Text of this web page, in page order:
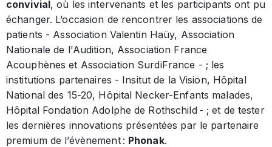
convivial, où les intervenants et les participants ont pu
échanger. L’occasion de rencontrer les associations de
patients - Association Valentin Haüy, Association
Nationale de l'Audition, Association France
Acouphènes et Association SurdiFrance - ; les
institutions partenaires - Insitut de la Vision, Hôpital
National des 15-20, Hôpital Necker-Enfants malades,
Hôpital Fondation Adolphe de Rothschild - ; et de tester
les dernières innovations présentées par le partenaire
premium de l’évènement : Phonak.